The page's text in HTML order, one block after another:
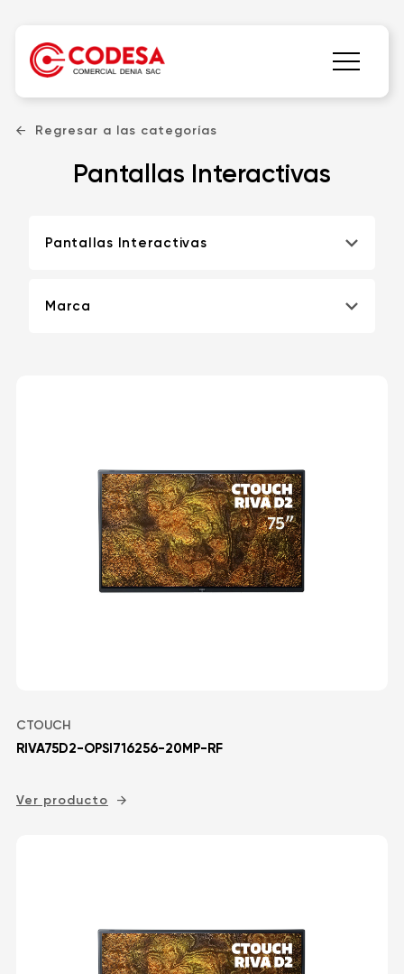
Regresar a las categorías
Pantallas Interactivas
Pantallas Interactivas
Marca
CTOUCH
RIVA75D2-OPSI716256-20MP-RF
Ver producto